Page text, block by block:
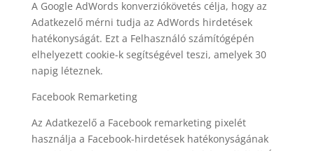
A Google AdWords konverziókövetés célja, hogy az
Adatkezelő mérni tudja az AdWords hirdetések
hatékonyságát. Ezt a Felhasználó számítógépén
elhelyezett cookie-k segítségével teszi, amelyek 30
napig léteznek.
Facebook Remarketing
Az Adatkezelő a Facebook remarketing pixelét
használja a Facebook-hirdetések hatékonyságának